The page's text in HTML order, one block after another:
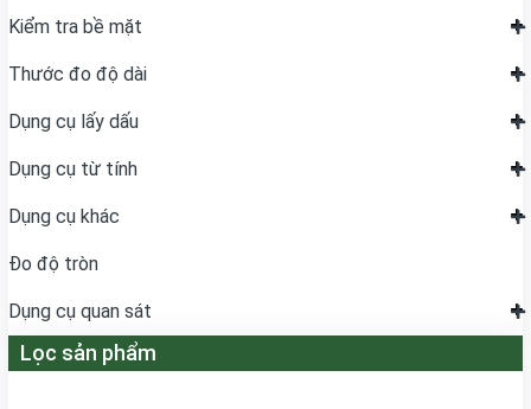
Kiểm tra bề mặt
Thước đo độ dài
Dụng cụ lấy dấu
Dụng cụ từ tính
Dụng cụ khác
Đo độ tròn
Dụng cụ quan sát
Lọc sản phẩm